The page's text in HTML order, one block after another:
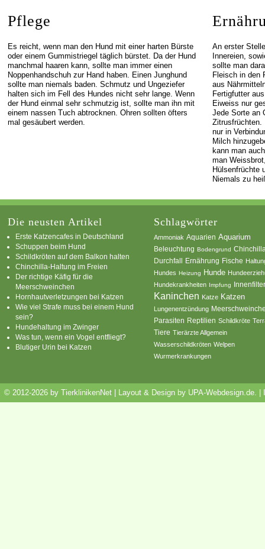
Pflege
Es reicht, wenn man den Hund mit einer harten Bürste
oder einem Gummistriegel täglich bürstet. Da der Hund
manchmal haaren kann, sollte man immer einen
Noppenhandschuh zur Hand haben. Einen Junghund
sollte man niemals baden. Schmutz und Ungeziefer
halten sich im Fell des Hundes nicht sehr lange. Wenn
der Hund einmal sehr schmutzig ist, sollte man ihn mit
einem nassen Tuch abtrocknen. Ohren sollten öfters
mal gesäubert werden.
An erster
Innereien,
sollte man
Fleisch in den
aus
Fertigfutter
Eiweiss nur
Jede Sorte an
Zitrusfrüchten.
nur in
Milch
kann man
man
Hülsenfrüchte
Niemals zu
Die neusten Artikel
Erste Katzencafes in Deutschland
Schuppen beim Hund
Schildkröten auf dem Balkon halten
Chinchilla-Haltung im Freien
Der richtige Käfig für die
Meerschweinchen
Hornhautverletzungen bei Katzen
Wie viel Strafe muss bei einem Hund
sein?
Hundehaltung im Zwinger
Was tun, wenn ein Vogel entfliegt?
Blutiger Urin bei Katzen
Schlagwörter
Ammoniak Aquarien Aquarium
Beleuchtung Bodengrund
Durchfall Ernährung Fische
Hundes Heizung Hunde
Hundekrankheiten Impfung
Kaninchen Katze Katzen
Lungenentzündung
Parasiten Reptilien Schildkröte
Tiere Tierärzte Allgemein
Wasserschildkröten Welpen
Wurmerkrankungen
© 2012-2026 by TierklinikenNet | Layout & Design by UPA-Webdesign.de.